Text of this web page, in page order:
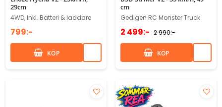
29cm
4WD, Inkl. Batteri & laddare
799:-
KÖP
cm
Gedigen RC Monster Truck
2 499:- 2 990:-
KÖP